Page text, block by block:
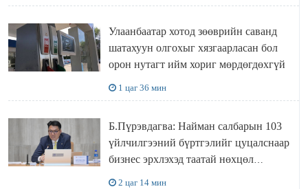
Улаанбаатар хотод зөөврийн саванд
шатахуун олгохыг хязгаарласан бол
орон нутагт ийм хориг мөрдөгдөхгүй
1 цаг 36 мин
Б.Пүрэвдагва: Найман салбарын 103
үйлчилгээний бүртгэлийг цуцалснаар
бизнес эрхлэхэд таатай нөхцөл
2 цаг 14 мин